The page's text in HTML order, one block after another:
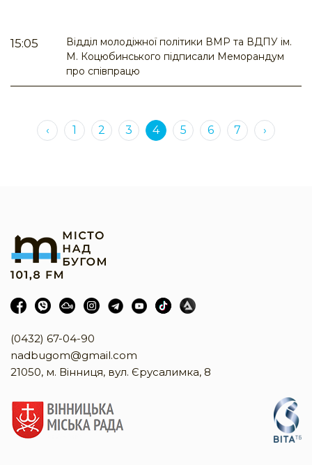
15:05
Відділ молодіжної політики ВМР та ВДПУ ім.
М. Коцюбинського підписали Меморандум
про співпрацю
‹ 1 2 3 4 5 6 7 ›
(0432) 67-04-90
nadbugom@gmail.com
21050, м. Вінниця, вул. Єрусалимка, 8